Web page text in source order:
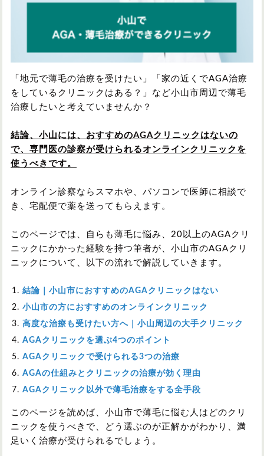
「地元で薄毛の治療を受けたい」「家の近くでAGA治療
をしているクリニックはある？」など小山市周辺で薄毛
治療したいと考えていませんか？
結論、小山には、おすすめのAGAクリニックはないの
で、専門医の診察が受けられるオンラインクリニックを
使うべきです。
オンライン診察ならスマホや、パソコンで医師に相談で
き、宅配便で薬を送ってもらえます。
このページでは、自らも薄毛に悩み、20以上のAGAクリ
ニックにかかった経験を持つ筆者が、小山市のAGAクリ
ニックについて、以下の流れで解説していきます。
結論｜小山市におすすめのAGAクリニックはない
小山市の方におすすめのオンラインクリニック
高度な治療も受けたい方へ｜小山周辺の大手クリニック
AGAクリニックを選ぶ4つのポイント
AGAクリニックで受けられる3つの治療
AGAの仕組みとクリニックの治療が効く理由
AGAクリニック以外で薄毛治療をする全手段
このページを読めば、小山市で薄毛に悩む人はどのクリ
ニックを使うべきで、どう選ぶのが正解かがわかり、満
足いく治療が受けられるでしょう。
対策・アイテムから記事を探す
育毛剤